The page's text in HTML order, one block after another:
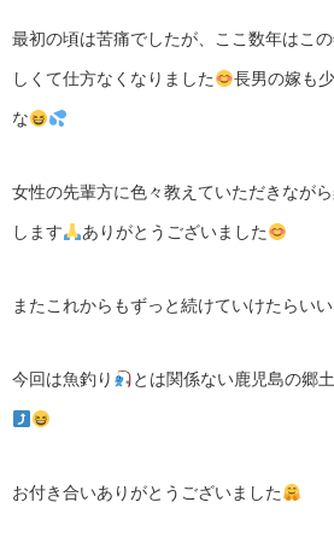
最初の頃は苦痛でしたが、ここ数年はこ
しくて仕方なくなりました 長男の嫁も
な
女性の先輩方に色々教えていただきなが
します ありがとうございました
またこれからもずっと続けていけたらい
今回は魚釣り とは関係ない鹿児島の郷
お付き合いありがとうございました